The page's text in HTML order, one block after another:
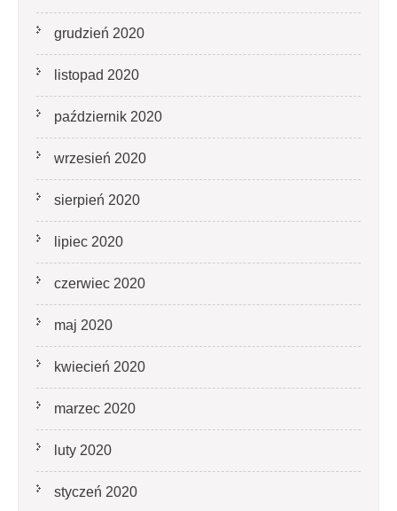
grudzień 2020
listopad 2020
październik 2020
wrzesień 2020
sierpień 2020
lipiec 2020
czerwiec 2020
maj 2020
kwiecień 2020
marzec 2020
luty 2020
styczeń 2020